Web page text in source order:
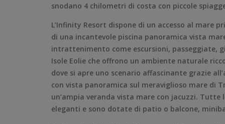
snodano 4 chilometri di costa con piccole
L’Infinity Resort dispone di un accesso al
di una incantevole piscina panoramica vista
intrattenimento come escursioni, passeggiate,
Isole Eolie che offrono un ambiente naturale
dove si apre uno scenario affascinante grazie
con vista panoramica sul meraviglioso mare di
un’ampia veranda vista mare con jacuzzi. Tutte
eleganti e sono dotate di patio o balcone,